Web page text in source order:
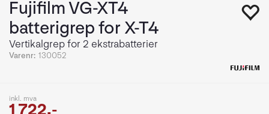
Fujifilm VG-XT4
batterigrep for X-T4
Vertikalgrep for 2 ekstrabatterier
Varenr: 130052
inkl. mva